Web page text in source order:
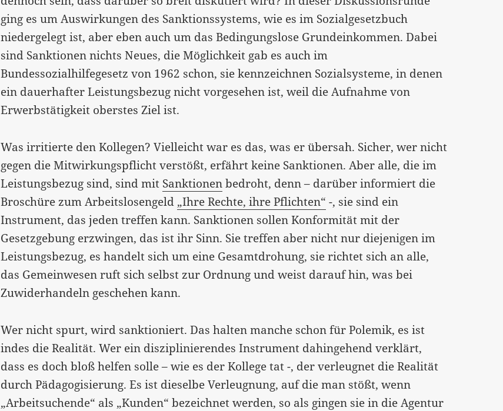
ging es um Auswirkungen des Sanktionssystems, wie es im Sozialgesetzbuch
niedergelegt ist, aber eben auch um das Bedingungslose Grundeinkommen. Dabei
sind Sanktionen nichts Neues, die Möglichkeit gab es auch im
Bundessozialhilfegesetz von 1962 schon, sie kennzeichnen Sozialsysteme, in denen
ein dauerhafter Leistungsbezug nicht vorgesehen ist, weil die Aufnahme von
Erwerbstätigkeit oberstes Ziel ist.
Was irritierte den Kollegen? Vielleicht war es das, was er übersah. Sicher, wer nicht
gegen die Mitwirkungspflicht verstößt, erfährt keine Sanktionen. Aber alle, die im
Leistungsbezug sind, sind mit Sanktionenbedroht, denn – darüber informiert die
Broschüre zum Arbeitslosengeld „Ihre Rechte, ihre Pflichten“ -, sie sind ein
Instrument, das jeden treffen kann. Sanktionen sollen Konformität mit der
Gesetzgebung erzwingen, das ist ihr Sinn. Sie treffen aber nicht nur diejenigen im
Leistungsbezug, es handelt sich um eine Gesamtdrohung, sie richtet sich an alle,
das Gemeinwesen ruft sich selbst zur Ordnung und weist darauf hin, was bei
Zuwiderhandeln geschehen kann.
Wer nicht spurt, wird sanktioniert. Das halten manche schon für Polemik, es ist
indes die Realität. Wer ein disziplinierendes Instrument dahingehend verklärt,
dass es doch bloß helfen solle – wie es der Kollege tat -, der verleugnet die Realität
durch Pädagogisierung. Es ist dieselbe Verleugnung, auf die man stößt, wenn
„Arbeitsuchende“ als „Kunden“ bezeichnet werden, so als gingen sie in die Agentur